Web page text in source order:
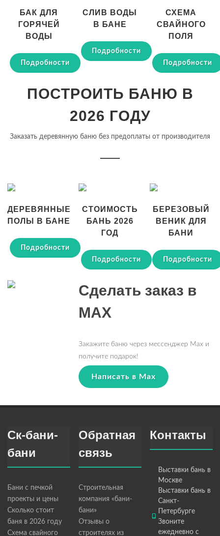
БАК ДЛЯ
ГОРЯЧЕЙ
ВОДЫ
Подробности
СЛИВ ВОДЫ
В БАНЕ
Подробности
СХЕМА
СВАЙНОГО
ПОЛЯ
Подробности
ПОСТРОИТЬ БАНЮ В
2026 ГОДУ
Заказать деревянную баню без предоплаты от производителя
ДЕРЕВЯННЫЕ
ПОЛЫ В БАНЕ
Подробности
СТОИМОСТЬ
БАНЬ 2026
ГОД
Подробности
БЕРЕЗОВЫЙ
ВЕНИК ДЛЯ
БАНИ
Подробности
Сделать заказ в
MAX
Закажите баню через мессенджер Max и
получите подарок!
Написать в Max
Ск-бани-
бани
Бани с печкой
проекты и цены
Сколько стоит
баня в 2026 году
Схема свайного
Обратная
связь
Строительная
компания «бани-
бани»
Отзывы о
строителях из
Контакты
Выставки бань в
Москве
Выставки бань в
Санкт-
Петербурге
Звоните
ежедневно с